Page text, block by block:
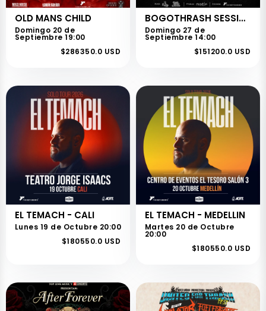
OLD MANS CHILD
Domingo 20 de
Septiembre 19:00
$286350.0 USD
BOGOTHRASH SESSIONS
Domingo 27 de
Septiembre 14:00
$151200.0 USD
EL TEMACH - CALI
Lunes 19 de Octubre 20:00
$180550.0 USD
EL TEMACH - MEDELLIN
Martes 20 de Octubre
20:00
$180550.0 USD